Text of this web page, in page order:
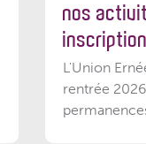
nos
L'Union
rentrée